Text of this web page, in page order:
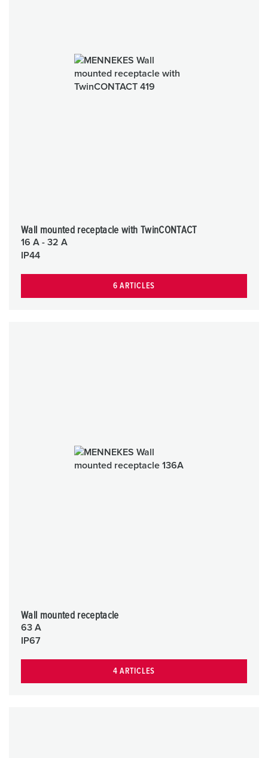
Wall mounted receptacle with TwinCONTACT
16 A - 32 A
IP44
6 ARTICLES
Wall mounted receptacle
63 A
IP67
4 ARTICLES